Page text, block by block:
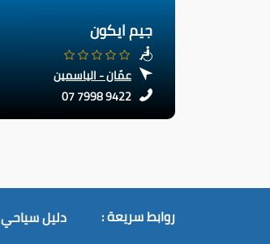
جيم ايكون
عمّان - الياسمين
07 7998 9422
روابط سريعة : دليل سياحي